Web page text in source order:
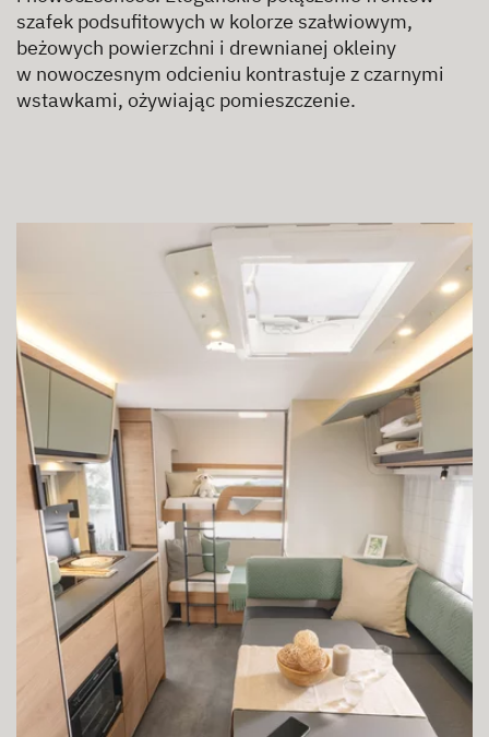
szafek podsufitowych w kolorze szałwiowym,
beżowych powierzchni i drewnianej okleiny
w nowoczesnym odcieniu kontrastuje z czarnymi
wstawkami, ożywiając pomieszczenie.